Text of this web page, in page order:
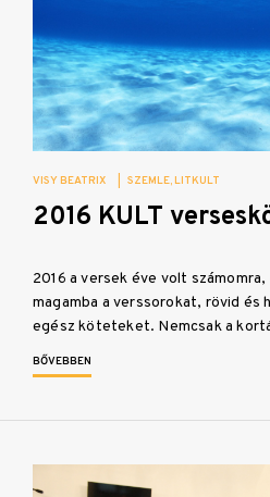
VISY BEATRIX SZEMLE LITKULT
2016 KULT
2016 a versek éve volt
magamba a verssorokat, rövid és
egész köteteket. Nemcsak a
BŐVEBBEN